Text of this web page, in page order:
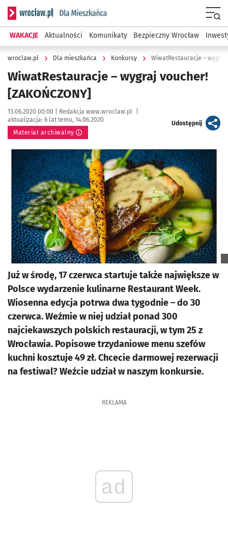
Serwis informacyjny wroclaw.pl podserwis: Dla mieszkańca
WAKACJE Aktualności Komunikaty Bezpieczny Wrocław
wroclaw.pl Dla mieszkańca Konkursy WiwatRestauracje – wygraj
WiwatRestauracje – wygraj voucher!
[ZAKOŃCZONY]
Data publikacji:
13.06.2020 00:00 | Autor:
Redakcja www.wroclaw.pl
aktualizacja: 6 lat temu, 14.06.2020
Materiał archiwalny
Udostępnijartykuł
Kliknij, aby powiększyć
Już w środę, 17 czerwca startuje także największe w
Polsce wydarzenie kulinarne Restaurant Week.
Wiosenna edycja potrwa dwa tygodnie – do 30
czerwca. Weźmie w niej udział ponad 300
najciekawszych polskich restauracji, w tym 25 z
Wrocławia. Popisowe trzydaniowe menu szefów
kuchni kosztuje 49 zł. Chcecie darmowej rezerwacji
na festiwal? Weźcie udział w naszym konkursie.
REKLAMA
ad